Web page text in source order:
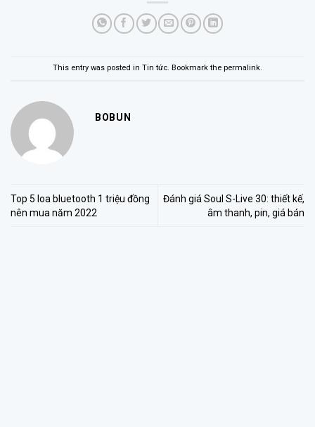
This entry was posted in Tin tức. Bookmark the permalink.
BOBUN
Top 5 loa bluetooth 1 triệu đồng
nên mua năm 2022
Đánh giá Soul S-Live 30: thiết kế,
âm thanh, pin, giá bán